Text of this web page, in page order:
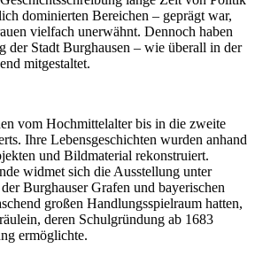
dominierten Bereichen – geprägt war,
vielfach unerwähnt. Dennoch haben
der Stadt Burghausen – wie überall in der
mitgestaltet.
vom Hochmittelalter bis in die zweite
Ihre Lebensgeschichten wurden anhand
und Bildmaterial rekonstruiert.
widmet sich die Ausstellung unter
Burghauser Grafen und bayerischen
großen Handlungsspielraum hatten,
deren Schulgründung ab 1683
ermöglichte.